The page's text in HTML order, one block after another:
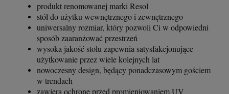
produkt renomowanej marki Resol
stół do użytku wewnętrznego i zewnętrznego
uniwersalny rozmiar, który pozwoli Ci w odpowiedni
sposób zaaranżować przestrzeń
wysoka jakość stołu zapewnia satysfakcjonujące
użytkowanie przez wiele kolejnych lat
nowoczesny design, będący ponadczasowym gościem
w trendach
zawiera ochronę przed promieniowaniem UV